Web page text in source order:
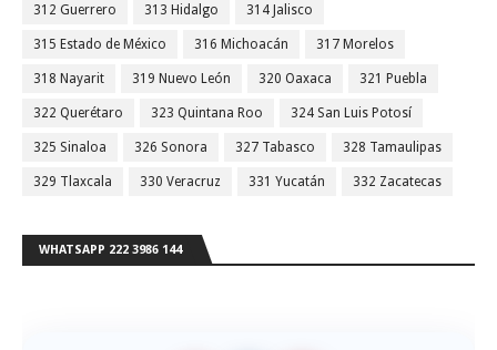
312 Guerrero 313 Hidalgo 314 Jalisco
315 Estado de México 316 Michoacán 317 Morelos
318 Nayarit 319 Nuevo León 320 Oaxaca 321 Puebla
322 Querétaro 323 Quintana Roo 324 San Luis Potosí
325 Sinaloa 326 Sonora 327 Tabasco 328 Tamaulipas
329 Tlaxcala 330 Veracruz 331 Yucatán 332 Zacatecas
WHATSAPP 222 3986 144